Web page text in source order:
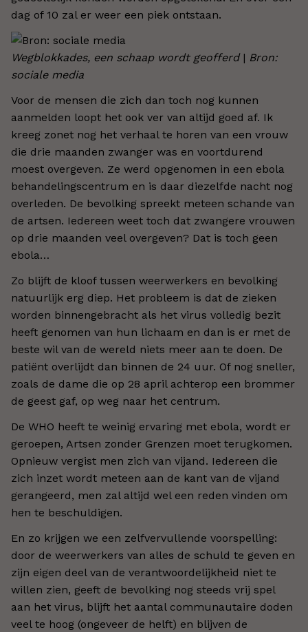
dag of 10 zal er weer een piek ontstaan.
Wegblokkades, een schaap wordt geofferd | Bron:
sociale media
Voor de mensen die zich dan toch nog kunnen
aanmelden loopt het ook ver van altijd goed af. Ik
kreeg zonet nog het verhaal te horen van een vrouw
die drie maanden zwanger was en voortdurend
moest overgeven. Ze werd opgenomen in een ebola
behandelingscentrum en is daar diezelfde nacht nog
overleden. De bevolking spreekt meteen schande van
de artsen. Iedereen weet toch dat zwangere vrouwen
op drie maanden veel overgeven? Dat is toch geen
ebola…
Zo blijft de kloof tussen weerwerkers en bevolking
natuurlijk erg diep. Het probleem is dat de zieken
worden binnengebracht als het virus volledig bezit
heeft genomen van hun lichaam en dan is er met de
beste wil van de wereld niets meer aan te doen. De
patiënt overlijdt dan binnen de 24 uur. Of nog sneller,
zoals de dame die op 28 april achterop een brommer
de geest gaf, op weg naar het centrum.
De WHO heeft te weinig ervaring met ebola, wordt er
geroepen, Artsen zonder Grenzen moet terugkomen.
Opnieuw vergist men zich van vijand. Iedereen die
zich inzet wordt meteen aan de kant van de vijand
gerangeerd, men zal altijd wel een reden vinden om
hen te beschuldigen.
En zo krijgen we een zelfvervullende voorspelling:
door de weerwerkers van alles de schuld te geven en
zijn eigen deel van de verantwoordelijkheid niet te
willen zien, geeft de bevolking nog steeds vrij spel
aan het virus, blijft het aantal communautaire doden
veel te hoog (ongeveer de helft) en blijven de